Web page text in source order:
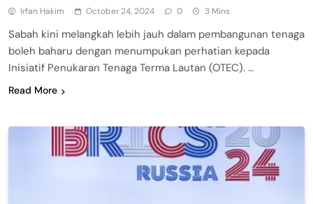
Irfan Hakim October 24, 2024 0 3 Mins
Sabah kini melangkah lebih jauh dalam pembangunan tenaga
boleh baharu dengan menumpukan perhatian kepada
Inisiatif Penukaran Tenaga Terma Lautan (OTEC). …
Read More